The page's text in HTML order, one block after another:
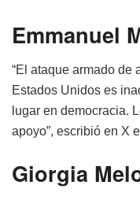
Emmanuel
“El ataque armado de
Estados Unidos es
lugar en democracia.
apoyo”, escribió en X
Giorgia